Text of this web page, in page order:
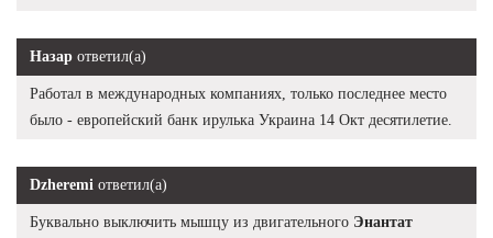
Назар ответил(а)
Работал в международных компаниях, только последнее место
было - европейский банк ирулька Украина 14 Окт десятилетие.
Dzheremi ответил(а)
Буквально выключить мышцу из двигательного Энантат